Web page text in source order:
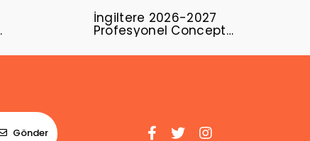
İngiltere 2026-2027
Profesyonel Concept
Gönder